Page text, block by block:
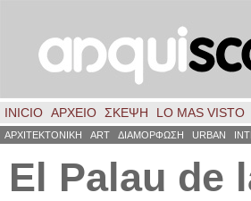
INICIO ΑΡΧΕΙΟ ΣΚΈΨΗ LO MAS VISTO
ΑΡΧΙΤΕΚΤΟΝΙΚΗ ART ΔΙΑΜΟΡΦΩΣΗ URBAN
El Palau de